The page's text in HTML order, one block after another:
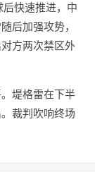
快速推进，中
后加强攻势，
方两次禁区外
堤格雷在下半
裁判吹响终场